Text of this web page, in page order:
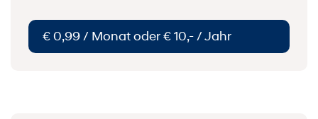
€ 0,99 / Monat oder € 10,- / Jahr